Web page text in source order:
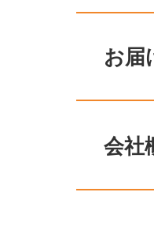
お届
会社